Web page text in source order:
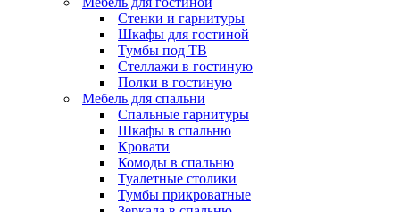
Стенки и гарнитуры
Шкафы для гостиной
Тумбы под ТВ
Стеллажи в гостиную
Полки в гостиную
Мебель для спальни
Спальные гарнитуры
Шкафы в спальню
Кровати
Комоды в спальню
Туалетные столики
Тумбы прикроватные